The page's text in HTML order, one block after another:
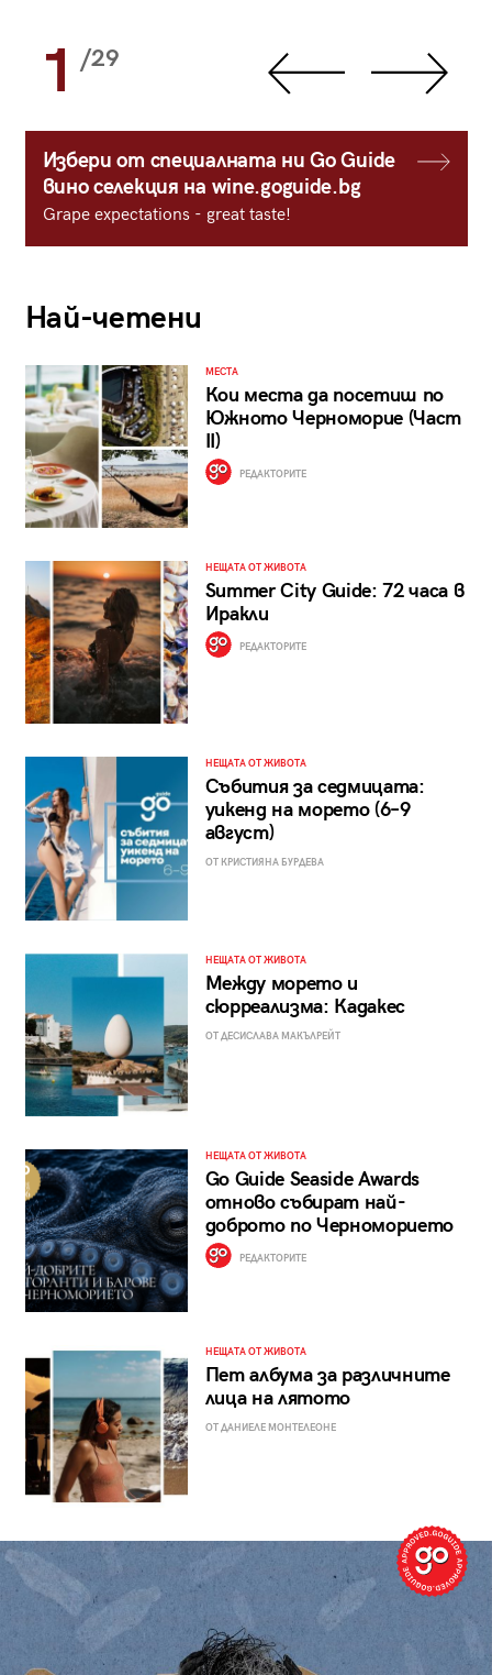
1 /29
Избери от специалната ни Go Guide
вино селекция на wine.goguide.bg
Grape expectations - great taste!
Най-четени
МЕСТА
Кои места да посетиш по
Южното Черноморие (Част
II)
РЕДАКТОРИТЕ
НЕЩАТА ОТ ЖИВОТА
Summer City Guide: 72 часа в
Иракли
РЕДАКТОРИТЕ
НЕЩАТА ОТ ЖИВОТА
Събития за седмицата:
уикенд на морето (6–9
август)
ОТ КРИСТИЯНА БУРДЕВА
НЕЩАТА ОТ ЖИВОТА
Между морето и
сюрреализма: Кадакес
ОТ ДЕСИСЛАВА МАКЪЛРЕЙТ
НЕЩАТА ОТ ЖИВОТА
Go Guide Seaside Awards
отново събират най-
доброто по Черноморието
РЕДАКТОРИТЕ
НЕЩАТА ОТ ЖИВОТА
Пет албума за различните
лица на лятото
ОТ ДАНИЕЛЕ МОНТЕЛЕОНЕ